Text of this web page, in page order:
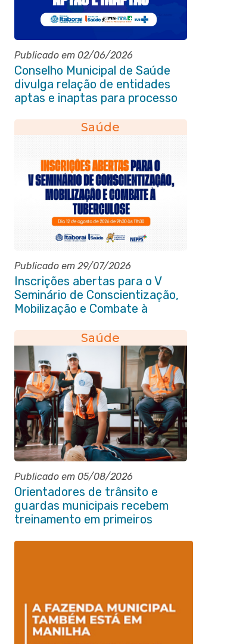
Publicado em 02/06/2026
Conselho Municipal de Saúde
divulga relação de entidades
aptas e inaptas para processo
2030
Saúde
Publicado em 29/07/2026
Inscrições abertas para o V
Seminário de Conscientização,
Mobilização e Combate à
Saúde
Publicado em 05/08/2026
Orientadores de trânsito e
guardas municipais recebem
treinamento em primeiros